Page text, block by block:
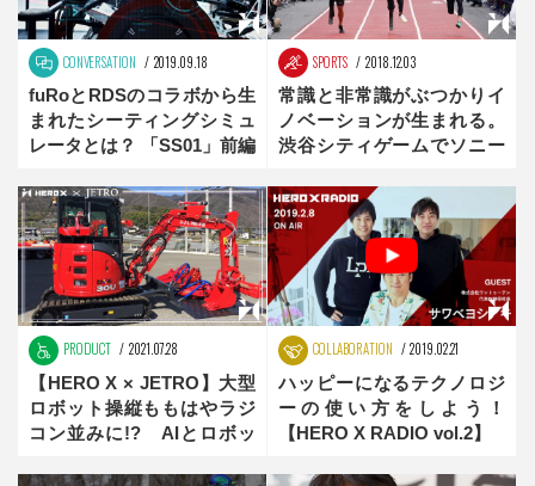
CONVERSATION 2019.09.18
fuRoとRDSのコラボから生
まれたシーティングシミュ
レータとは？ 「SS01」前編
SPORTS 2018.12.03
常識と非常識がぶつかりイ
ノベーションが生まれる。
渋谷シティゲームでソニー
PRODUCT 2021.07.28
【HERO X × JETRO】大型
ロボット操縦ももはやラジ
コン並みに!? AIとロボッ
COLLABORATION 2019.02.21
ハッピーになるテクノロジ
ーの使い方をしよう！
【HERO X RADIO vol.2】